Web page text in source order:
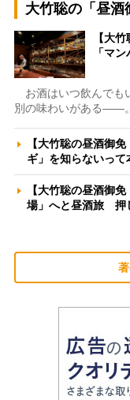
大竹聡の「昼酒
【大
「マ
お酒はいつ飲んでも
別の味わいがある――
【大竹聡の昼酒御
ギ」を知らないっ
【大竹聡の昼酒御
場」へと昼酒旅 押